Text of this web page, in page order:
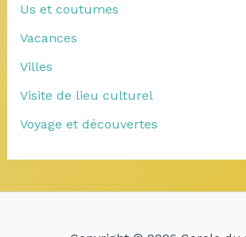
Us et coutumes
Vacances
Villes
Visite de lieu culturel
Voyage et découvertes